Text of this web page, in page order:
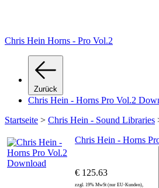
Chris Hein Horns - Pro Vol.2
Zurück
Chris Hein - Horns Pro Vol.2
Startseite > Chris Hein - Sound Libraries
Chris Hein - Horns
€ 125.63
zzgl. 19% MwSt (nur EU-Kunden),